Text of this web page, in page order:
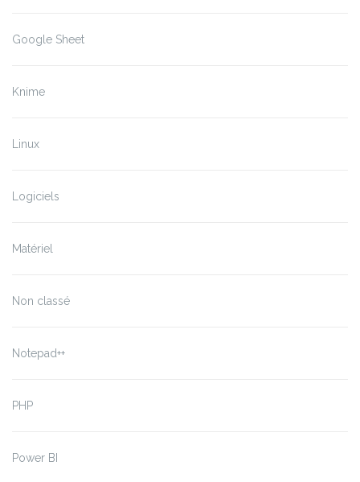
Google Sheet
Knime
Linux
Logiciels
Matériel
Non classé
Notepad++
PHP
Power BI